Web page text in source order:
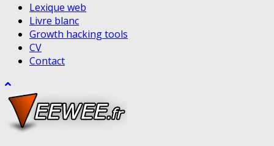
Lexique web
Livre blanc
Growth hacking tools
CV
Contact